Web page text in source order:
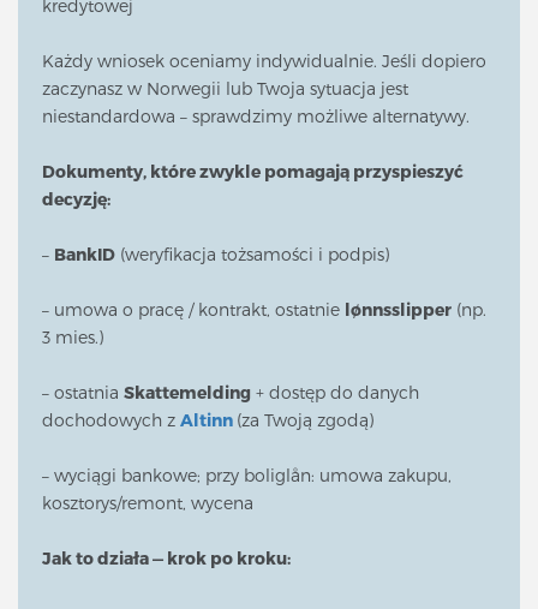
kredytowej
Każdy wniosek oceniamy indywidualnie. Jeśli dopiero
zaczynasz w Norwegii lub Twoja sytuacja jest
niestandardowa – sprawdzimy możliwe alternatywy.
Dokumenty, które zwykle pomagają przyspieszyć
decyzję:
– BankID (weryfikacja tożsamości i podpis)
– umowa o pracę / kontrakt, ostatnie lønnsslipper (np.
3 mies.)
– ostatnia Skattemelding + dostęp do danych
dochodowych z Altinn (za Twoją zgodą)
– wyciągi bankowe; przy boliglån: umowa zakupu,
kosztorys/remont, wycena
Jak to działa — krok po kroku: